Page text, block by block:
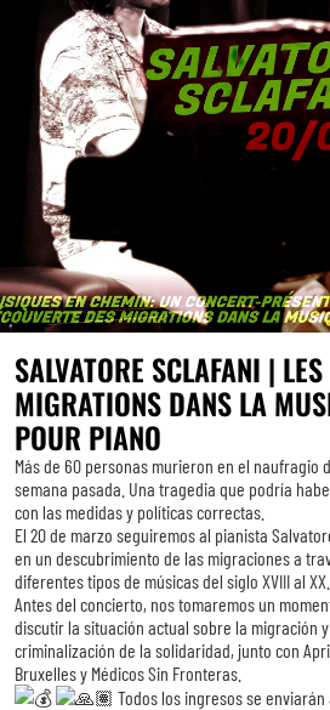
SALVATORE SCLAFANI | LES
MIGRATIONS DANS LA
POUR PIANO
Más de 60 personas murieron en el naufragio
semana pasada. Una tragedia que podría
con las medidas y políticas correctas.
El 20 de marzo seguiremos al pianista
en un descubrimiento de las migraciones a
diferentes tipos de músicas del siglo XVIII al XX.
Antes del concierto, nos tomaremos un
discutir la situación actual sobre la migración
criminalización de la solidaridad, junto con
Bruxelles y Médicos Sin Fronteras.
Todos los ingresos se enviarán